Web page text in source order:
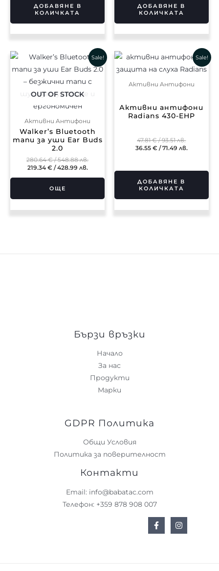
ДОБАВЯНЕ В
КОЛИЧКАТА
ДОБАВЯНЕ В
КОЛИЧКАТА
Sale!
OUT OF STOCK
Активни Aнтифони
Walker’s Bluetooth
тапи за уши Ear Buds
2.0
280.64€/ 548.88 лв.
Original
price
was:
/
548.88 лв..
219.34 €/ 428.99 лв.
Текущата
цена
е:
/
428.99 лв..
ОЩЕ
Sale!
Активни Aнтифони
Активни антифони
Radians 430-EHP
47.81€/ 93.51 лв.
Original
price
was:
/
36.55 €/ 71.49 лв.
цена
е:
/
ДОБАВЯНЕ В
КОЛИЧКАТА
Бързи връзки
Начало
За нас
Продукти
Марки
GDPR Политика
Общи Условия
Политика за поверителност
Контакти
Email: info@babatac.com
Телефон: +359 878 908 007